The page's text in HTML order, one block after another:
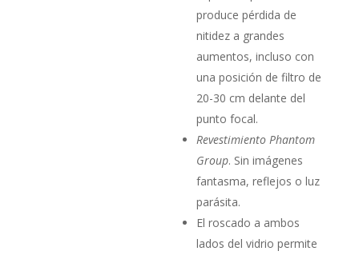
produce pérdida de
nitidez a grandes
aumentos, incluso con
una posición de filtro de
20-30 cm delante del
punto focal.
Revestimiento Phantom
Group. Sin imágenes
fantasma, reflejos o luz
parásita.
El roscado a ambos
lados del vidrio permite